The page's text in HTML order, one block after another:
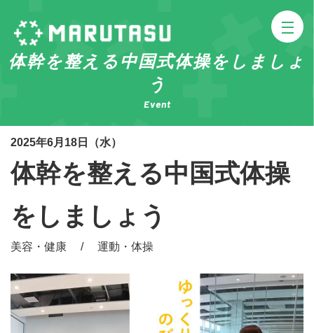
体幹を整える中国式体操をしましょ
う
Event
2025年6月18日（水）
体幹を整える中国式体操
をしましょう
美容・健康 / 運動・体操